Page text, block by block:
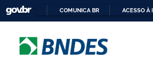
COMUNICA BR ACESSO À